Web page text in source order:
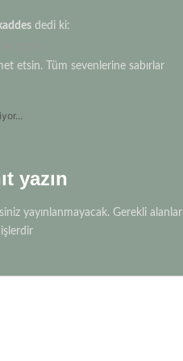
dedi ki:
etsin. Tüm sevenlerine sabırlar
yazın
yayınlanmayacak. Gerekli alanlar